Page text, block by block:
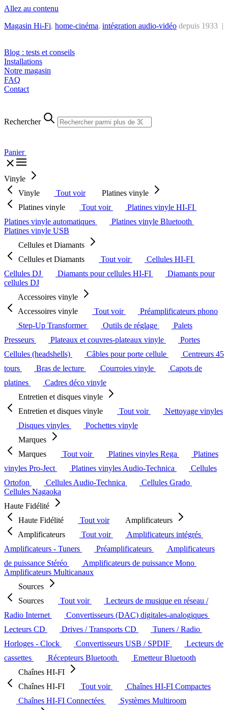
Allez au contenu
Magasin Hi-Fi, home-cinéma, intégration audio-vidéo depuis 1933 |
Blog : tests et conseils
Installations
Notre magasin
FAQ
Contact
Rechercher
Panier
Vinyle
Vinyle
Tout voir
Platines vinyle
Platines vinyle
Tout voir
Platines vinyle HI-FI
Platines vinyle automatiques
Platines vinyle Bluetooth
Platines vinyle USB
Cellules et Diamants
Cellules et Diamants
Tout voir
Cellules HI-FI
Cellules DJ
Diamants pour cellules HI-FI
Diamants pour
cellules DJ
Accessoires vinyle
Accessoires vinyle
Tout voir
Préamplificateurs phono
Step-Up Transformer
Outils de réglage
Palets
Presseurs
Plateaux et couvres-plateaux vinyle
Portes
Cellules (headshells)
Câbles pour porte cellule
Centreurs 45
tours
Bras de lecture Courroies vinyle
Capots de
platines
Cadres déco vinyle
Entretien et disques vinyle
Entretien et disques vinyle
Tout voir
Nettoyage vinyles
Disques vinyles
Pochettes vinyle
Marques
Marques
Tout voir Platines vinyles Rega
Platines
vinyles Pro-Ject
Platines vinyles Audio-Technica
Cellules
Ortofon
Cellules Audio-Technica
Cellules Grado
Cellules Nagaoka
Haute Fidélité
Haute Fidélité
Tout voir
Amplificateurs
Amplificateurs
Tout voir
Amplificateurs intégrés
Amplificateurs - Tuners
Préamplificateurs
Amplificateurs
de puissance Stéréo
Amplificateurs de puissance Mono
Amplificateurs Multicanaux
Sources
Sources
Tout voir
Lecteurs de musique en réseau /
Radio Internet
Convertisseurs (DAC) digitales-analogiques
Lecteurs CD
Drives / Transports CD
Tuners / Radio
Horloges - Clock
Convertisseurs USB / SPDIF
Lecteurs de
cassettes
Récepteurs Bluetooth
Emetteur Bluetooth
Chaînes HI-FI
Chaînes HI-FI
Tout voir
Chaînes HI-FI Compactes
Chaînes HI-FI Connectées
Systèmes Multiroom